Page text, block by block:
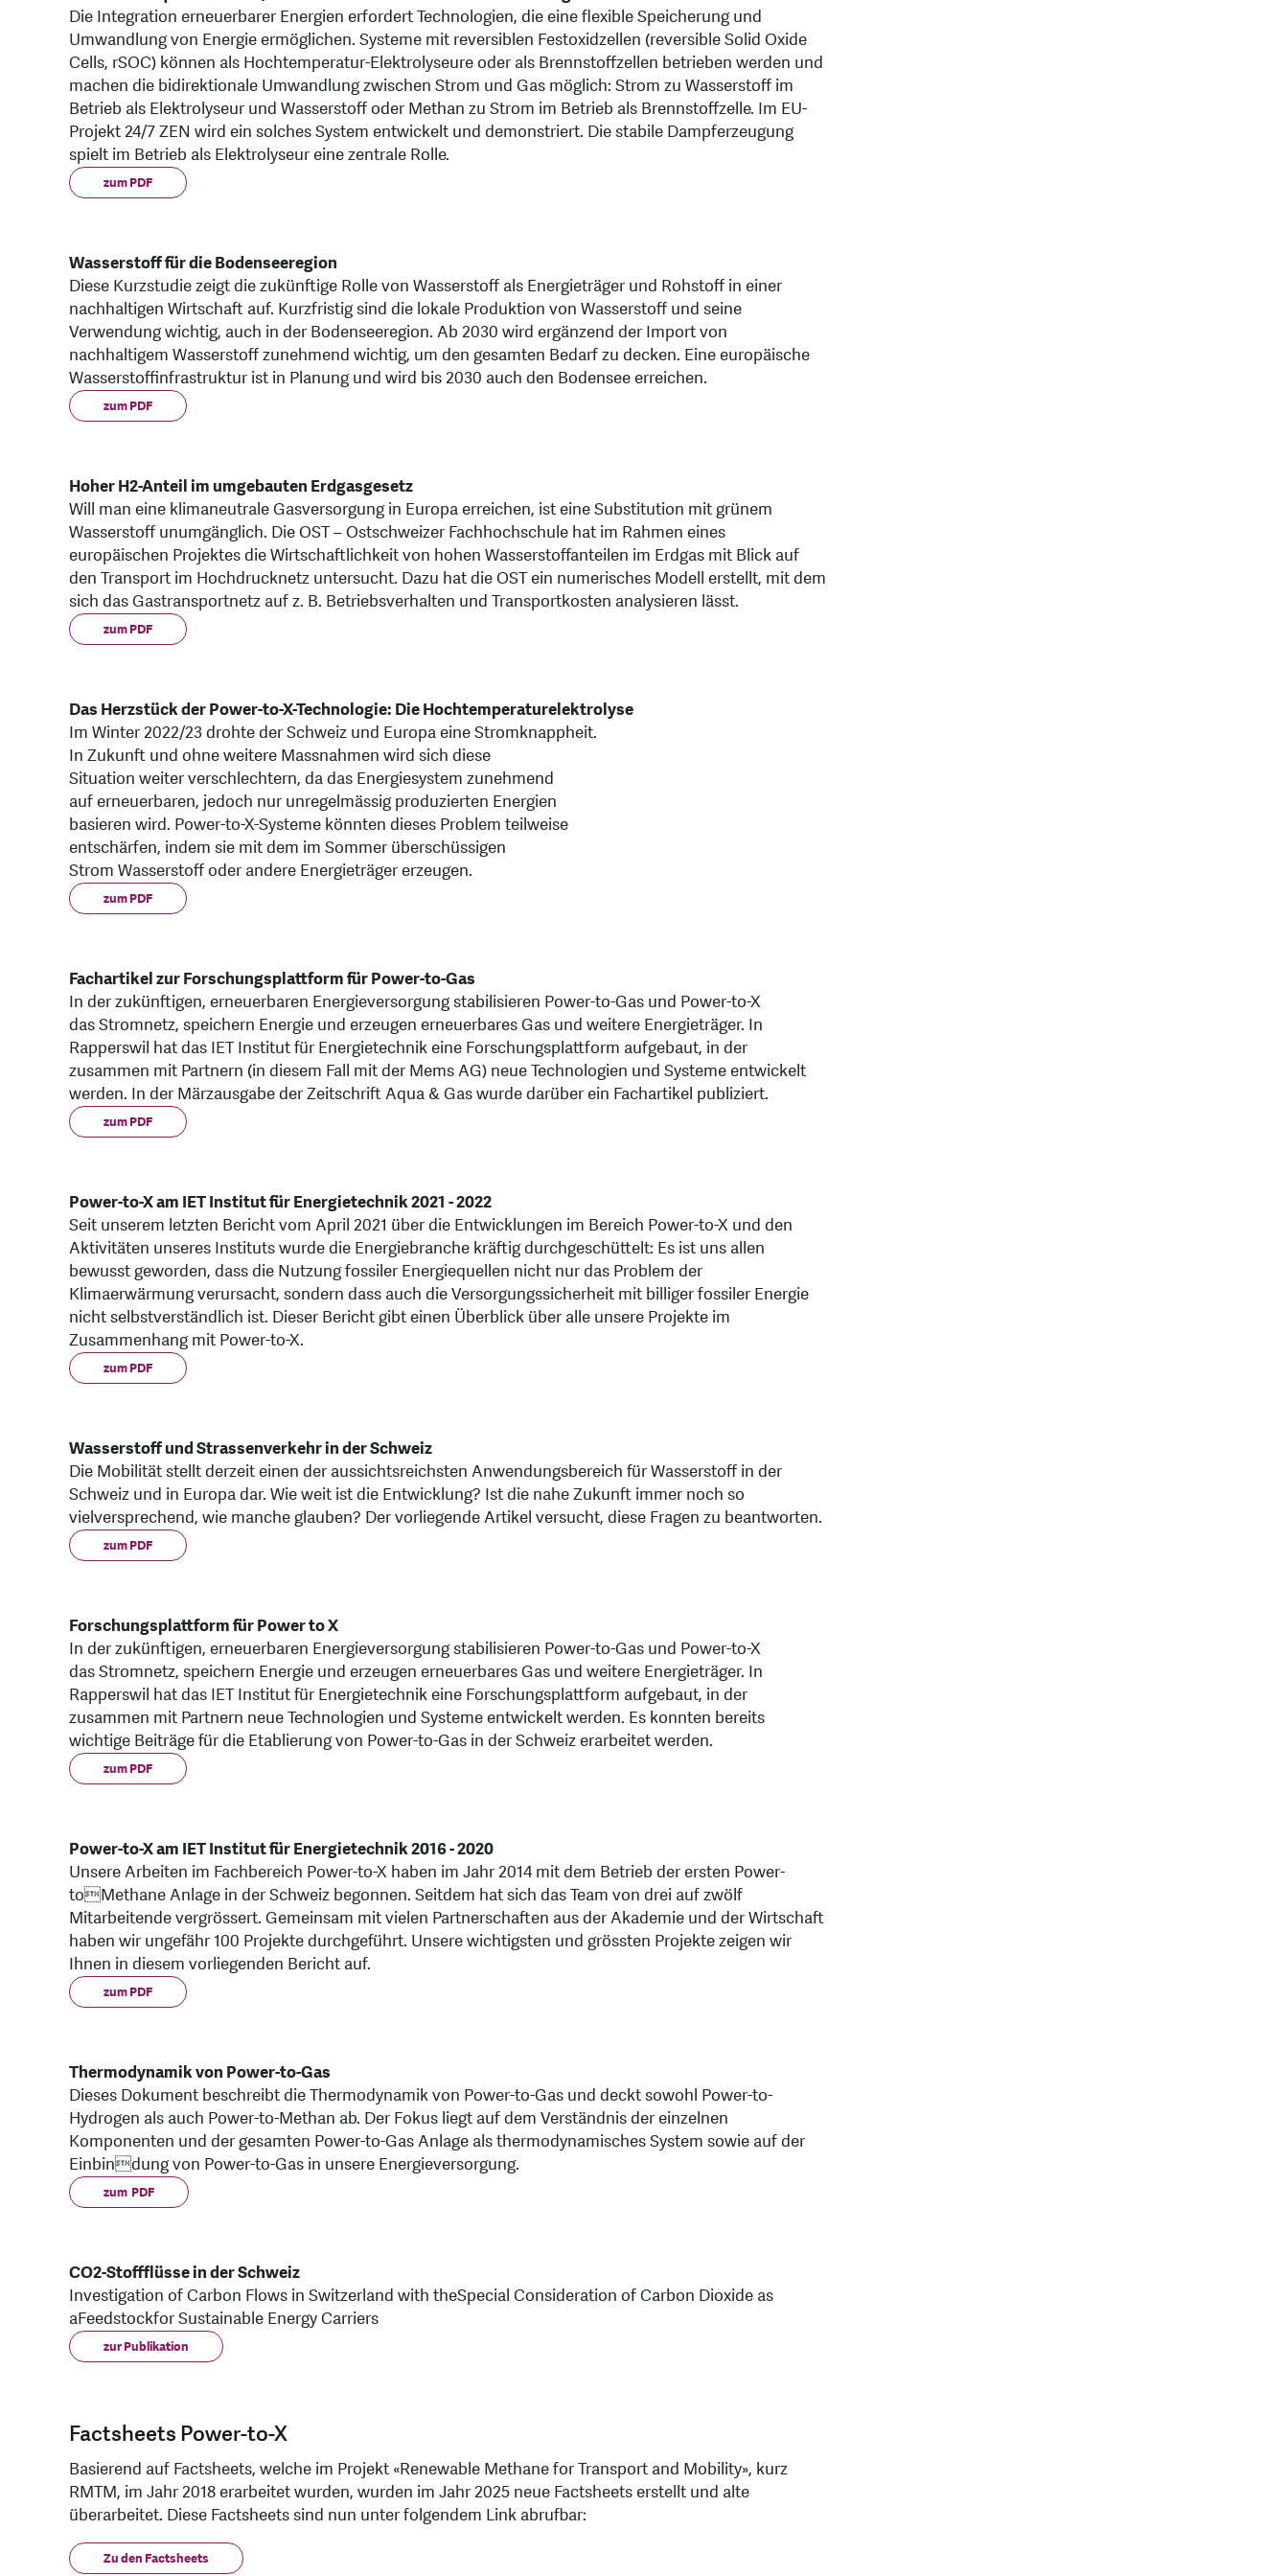
Die Integration erneuerbarer Energien erfordert Technologien, die eine flexible Speicherung und
Umwandlung von Energie ermöglichen. Systeme mit reversiblen Festoxidzellen (reversible Solid Oxide
Cells, rSOC) können als Hochtemperatur-Elektrolyseure oder als Brennstoffzellen betrieben werden und
machen die bidirektionale Umwandlung zwischen Strom und Gas möglich: Strom zu Wasserstoff im
Betrieb als Elektrolyseur und Wasserstoff oder Methan zu Strom im Betrieb als Brennstoffzelle. Im EU-
Projekt 24/7 ZEN wird ein solches System entwickelt und demonstriert. Die stabile Dampferzeugung
spielt im Betrieb als Elektrolyseur eine zentrale Rolle.
zum PDF
Wasserstoff für die Bodenseeregion
Diese Kurzstudie zeigt die zukünftige Rolle von Wasserstoff als Energieträger und Rohstoff in einer
nachhaltigen Wirtschaft auf. Kurzfristig sind die lokale Produktion von Wasserstoff und seine
Verwendung wichtig, auch in der Bodenseeregion. Ab 2030 wird ergänzend der Import von
nachhaltigem Wasserstoff zunehmend wichtig, um den gesamten Bedarf zu decken. Eine europäische
Wasserstoffinfrastruktur ist in Planung und wird bis 2030 auch den Bodensee erreichen.
zum PDF
Hoher H2-Anteil im umgebauten Erdgasgesetz
Will man eine klimaneutrale Gasversorgung in Europa erreichen, ist eine Substitution mit grünem
Wasserstoff unumgänglich. Die OST – Ostschweizer Fachhochschule hat im Rahmen eines
europäischen Projektes die Wirtschaftlichkeit von hohen Wasserstoffanteilen im Erdgas mit Blick auf
den Transport im Hochdrucknetz untersucht. Dazu hat die OST ein numerisches Modell erstellt, mit dem
sich das Gastransportnetz auf z. B. Betriebsverhalten und Transportkosten analysieren lässt.
zum PDF
Das Herzstück der Power-to-X-Technologie: Die Hochtemperaturelektrolyse
Im Winter 2022/23 drohte der Schweiz und Europa eine Stromknappheit.
In Zukunft und ohne weitere Massnahmen wird sich diese
Situation weiter verschlechtern, da das Energiesystem zunehmend
auf erneuerbaren, jedoch nur unregelmässig produzierten Energien
basieren wird. Power-to-X-Systeme könnten dieses Problem teilweise
entschärfen, indem sie mit dem im Sommer überschüssigen
Strom Wasserstoff oder andere Energieträger erzeugen.
zum PDF
Fachartikel zur Forschungsplattform für Power-to-Gas
In der zukünftigen, erneuerbaren Energieversorgung stabilisieren Power-to-Gas und Power-to-X
das Stromnetz, speichern Energie und erzeugen erneuerbares Gas und weitere Energieträger. In
Rapperswil hat das IET Institut für Energietechnik eine Forschungsplattform aufgebaut, in der
zusammen mit Partnern (in diesem Fall mit der Mems AG) neue Technologien und Systeme entwickelt
werden. In der Märzausgabe der Zeitschrift Aqua & Gas wurde darüber ein Fachartikel publiziert.
zum PDF
Power-to-X am IET Institut für Energietechnik 2021 - 2022
Seit unserem letzten Bericht vom April 2021 über die Entwicklungen im Bereich Power-to-X und den
Aktivitäten unseres Instituts wurde die Energiebranche kräftig durchgeschüttelt: Es ist uns allen
bewusst geworden, dass die Nutzung fossiler Energiequellen nicht nur das Problem der
Klimaerwärmung verursacht, sondern dass auch die Versorgungssicherheit mit billiger fossiler Energie
nicht selbstverständlich ist. Dieser Bericht gibt einen Überblick über alle unsere Projekte im
Zusammenhang mit Power-to-X.
zum PDF
Wasserstoff und Strassenverkehr in der Schweiz
Die Mobilität stellt derzeit einen der aussichtsreichsten Anwendungsbereich für Wasserstoff in der
Schweiz und in Europa dar. Wie weit ist die Entwicklung? Ist die nahe Zukunft immer noch so
vielversprechend, wie manche glauben? Der vorliegende Artikel versucht, diese Fragen zu beantworten.
zum PDF
Forschungsplattform für Power to X
In der zukünftigen, erneuerbaren Energieversorgung stabilisieren Power-to-Gas und Power-to-X
das Stromnetz, speichern Energie und erzeugen erneuerbares Gas und weitere Energieträger. In
Rapperswil hat das IET Institut für Energietechnik eine Forschungsplattform aufgebaut, in der
zusammen mit Partnern neue Technologien und Systeme entwickelt werden. Es konnten bereits
wichtige Beiträge für die Etablierung von Power-to-Gas in der Schweiz erarbeitet werden.
zum PDF
Power-to-X am IET Institut für Energietechnik 2016 - 2020
Unsere Arbeiten im Fachbereich Power-to-X haben im Jahr 2014 mit dem Betrieb der ersten Power-
toMethane Anlage in der Schweiz begonnen. Seitdem hat sich das Team von drei auf zwölf
Mitarbeitende vergrössert. Gemeinsam mit vielen Partnerschaften aus der Akademie und der Wirtschaft
haben wir ungefähr 100 Projekte durchgeführt. Unsere wichtigsten und grössten Projekte zeigen wir
Ihnen in diesem vorliegenden Bericht auf.
zum PDF
Thermodynamik von Power-to-Gas
Dieses Dokument beschreibt die Thermodynamik von Power-to-Gas und deckt sowohl Power-to-
Hydrogen als auch Power-to-Methan ab. Der Fokus liegt auf dem Verständnis der einzelnen
Komponenten und der gesamten Power-to-Gas Anlage als thermodynamisches System sowie auf der
Einbindung von Power-to-Gas in unsere Energieversorgung.
zum PDF
CO2-Stoffflüsse in der Schweiz
Investigation of Carbon Flows in Switzerland with theSpecial Consideration of Carbon Dioxide as
aFeedstockfor Sustainable Energy Carriers
zur Publikation
Factsheets Power-to-X
Basierend auf Factsheets, welche im Projekt «Renewable Methane for Transport and Mobility», kurz
RMTM, im Jahr 2018 erarbeitet wurden, wurden im Jahr 2025 neue Factsheets erstellt und alte
überarbeitet. Diese Factsheets sind nun unter folgendem Link abrufbar:
Zu den Factsheets